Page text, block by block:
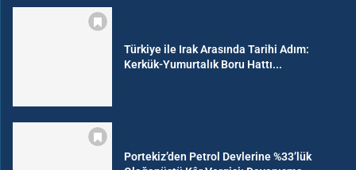
Türkiye ile Irak Arasında Tarihi Adım:
Kerkük-Yumurtalık Boru Hattı...
Portekiz’den Petrol Devlerine %33’lük